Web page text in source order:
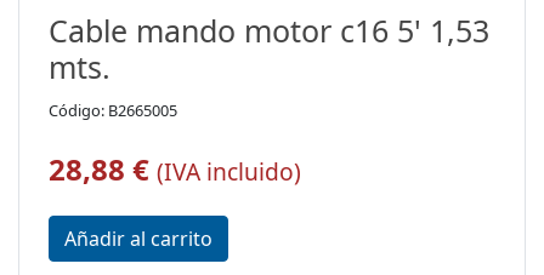
Cable mando motor c16 5' 1,53
mts.
Código: B2665005
28,88 € (IVA incluido)